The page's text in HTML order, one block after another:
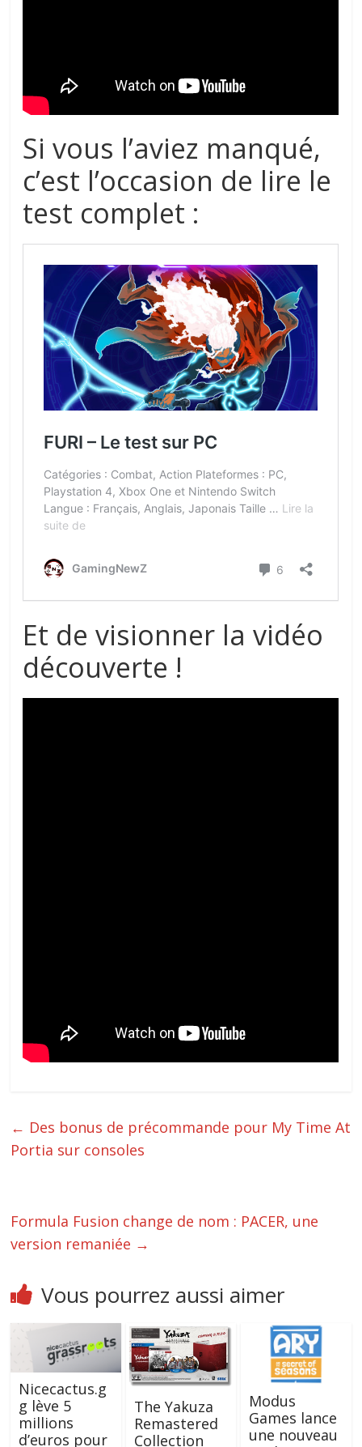
Si vous l’aviez manqué,
c’est l’occasion de lire le
test complet :
Et de visionner la vidéo
découverte !
← Des bonus de précommande pour My Time At
Portia sur consoles
Formula Fusion change de nom : PACER, une
version remaniée →
Vous pourrez aussi aimer
Nicecactus.g
g lève 5
millions
d’euros pour
The Yakuza
Remastered
Collection
Modus
Games lance
une nouveau